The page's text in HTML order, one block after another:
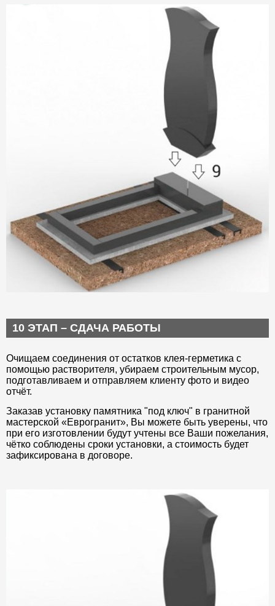
10 ЭТАП – СДАЧА РАБОТЫ
Очищаем соединения от остатков клея-герметика с
помощью растворителя, убираем строительным мусор,
подготавливаем и отправляем клиенту фото и видео
отчёт.
Заказав установку памятника "под ключ" в гранитной
мастерской «Еврогранит», Вы можете быть уверены, что
при его изготовлении будут учтены все Ваши пожелания,
чётко соблюдены сроки установки, а стоимость будет
зафиксирована в договоре.